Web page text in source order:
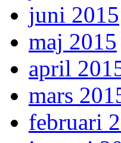
juni 2015
maj 2015
april
mars
februari